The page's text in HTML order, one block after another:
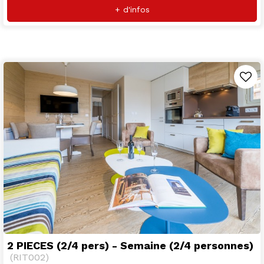
+ d'infos
2 PIECES (2/4 pers) - Semaine (2/4 personnes)
(RIT002)